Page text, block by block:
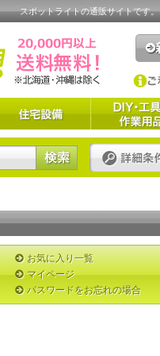
スポットライトの通販サイトです。
お気に入り一覧
マイページ
パスワードをお忘れの場合